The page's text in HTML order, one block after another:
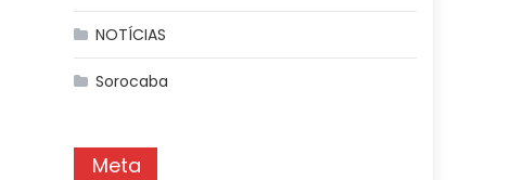
NOTÍCIAS
Sorocaba
Meta